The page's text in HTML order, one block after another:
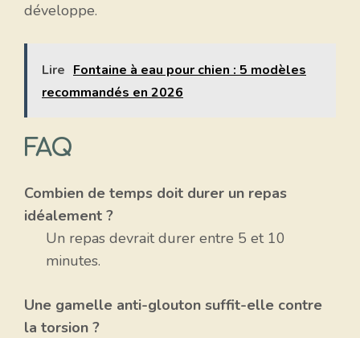
développe.
Lire Fontaine à eau pour chien : 5 modèles
recommandés en 2026
FAQ
Combien de temps doit durer un repas
idéalement ?
Un repas devrait durer entre 5 et 10
minutes.
Une gamelle anti-glouton suffit-elle contre
la torsion ?